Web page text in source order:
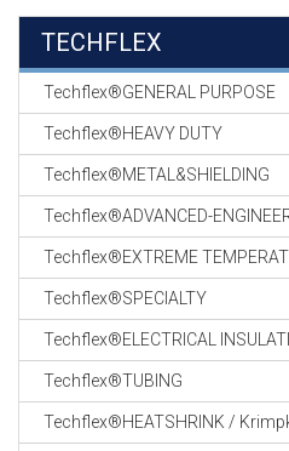
KOPER/
EN
CABLE
TECHFLEX
Techflex®GENERAL PURPOSE
Techflex®HEAVY DUTY
Techflex®METAL&SHIELDING
Techflex®ADVANCED-
Techflex®EXTREME
Techflex®SPECIALTY
Techflex®ELECTRICAL
Techflex®TUBING
Techflex®HEATSHRINK /